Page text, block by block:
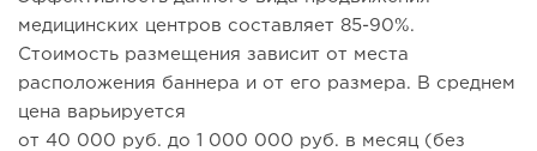
медицинских центров составляет 85-90%.
Стоимость размещения зависит от места
расположения баннера и от его размера. В среднем
цена варьируется
от 40 000 руб. до 1 000 000 руб. в месяц (без